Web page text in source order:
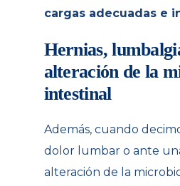
cargas adecuadas e
Hernias,
alteración de la
intestinal
Además, cuando
dolor lumbar o ante
alteración de la